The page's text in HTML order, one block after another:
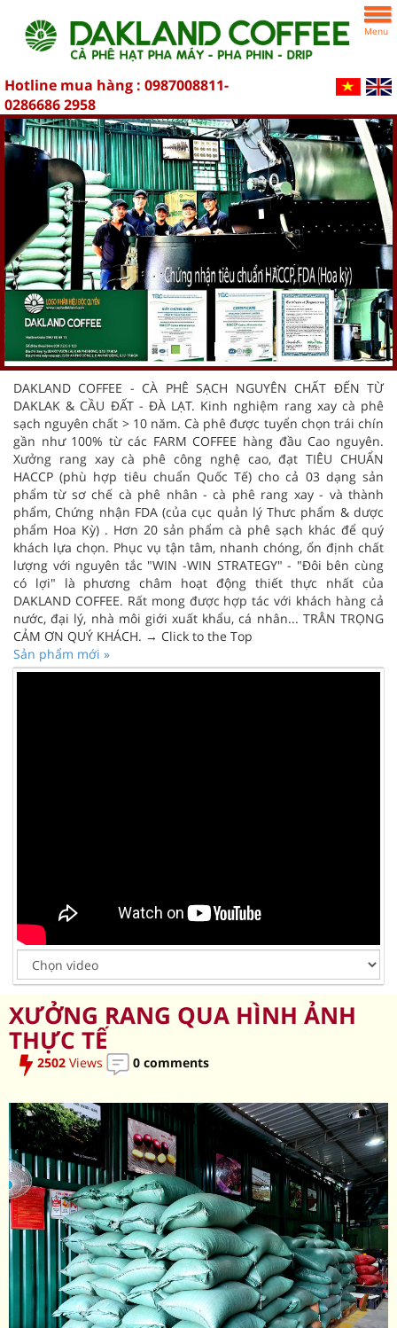
Menu
Hotline mua hàng : 0987008811-
0286686 2958
DAKLAND COFFEE - CÀ PHÊ SẠCH NGUYÊN CHẤT ĐẾN TỪ
DAKLAK & CẦU ĐẤT - ĐÀ LẠT. Kinh nghiệm rang xay cà phê
sạch nguyên chất > 10 năm. Cà phê được tuyển chọn trái chín
gần như 100% từ các FARM COFFEE hàng đầu Cao nguyên.
Xưởng rang xay cà phê công nghệ cao, đạt TIÊU CHUẨN
HACCP (phù hợp tiêu chuẩn Quốc Tế) cho cả 03 dạng sản
phẩm từ sơ chế cà phê nhân - cà phê rang xay - và thành
phẩm, Chứng nhận FDA (của cục quản lý Thưc phẩm & dược
phẩm Hoa Kỳ) . Hơn 20 sản phẩm cà phê sạch khác để quý
khách lựa chọn. Phục vụ tận tâm, nhanh chóng, ổn định chất
lượng với nguyên tắc "WIN -WIN STRATEGY" - "Đôi bên cùng
có lợi" là phương châm hoạt động thiết thực nhất của
DAKLAND COFFEE. Rất mong được hợp tác với khách hàng cả
nước, đại lý, nhà môi giới xuất khẩu, cá nhân... TRÂN TRỌNG
CẢM ƠN QUÝ KHÁCH. → Click to the Top
Sản phẩm mới »
XƯỞNG RANG QUA HÌNH ẢNH
THỰC TẾ
2502 Views 0 comments